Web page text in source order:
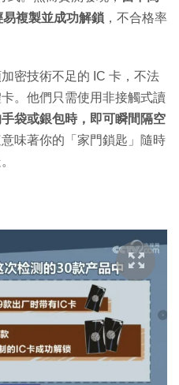
複製並成功解鎖 ，不合格率
密技術不足的 IC 卡，不法
。他們只需使用非接觸式讀
袋或銀包時，即可瞬間隔空
意味著你的「家門鎖匙」隨時